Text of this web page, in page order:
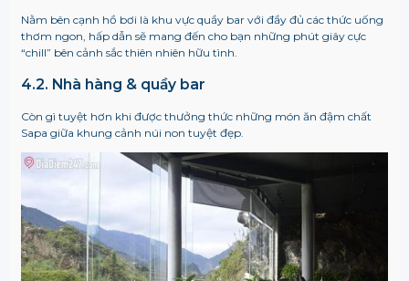
Nằm bên cạnh hồ bơi là khu vực quầy bar với đầy đủ các thức uống
thơm ngon, hấp dẫn sẽ mang đến cho bạn những phút giây cực
“chill” bên cảnh sắc thiên nhiên hữu tình.
4.2. Nhà hàng & quầy bar
Còn gì tuyệt hơn khi được thưởng thức những món ăn đậm chất
Sapa giữa khung cảnh núi non tuyệt đẹp.